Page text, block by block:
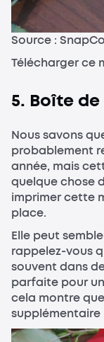
Source :
Télécharger ce
5. Boîte
Nous savons
probablement
année, mais
quelque chose
imprimer cette
place.
Elle peut
rappelez-vous
souvent dans
parfaite pour
cela montre